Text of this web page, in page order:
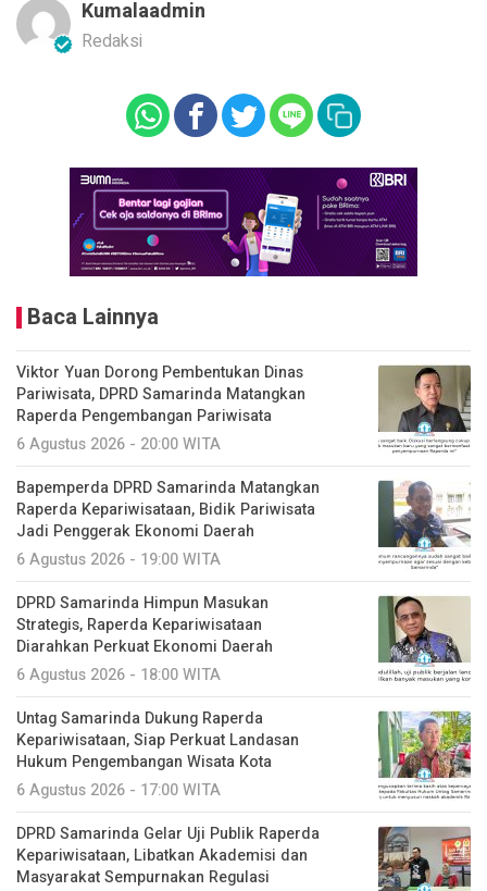
Kumalaadmin
Redaksi
Baca Lainnya
Viktor Yuan Dorong Pembentukan Dinas
Pariwisata, DPRD Samarinda Matangkan
Raperda Pengembangan Pariwisata
6 Agustus 2026 - 20:00 WITA
Bapemperda DPRD Samarinda Matangkan
Raperda Kepariwisataan, Bidik Pariwisata
Jadi Penggerak Ekonomi Daerah
6 Agustus 2026 - 19:00 WITA
DPRD Samarinda Himpun Masukan
Strategis, Raperda Kepariwisataan
Diarahkan Perkuat Ekonomi Daerah
6 Agustus 2026 - 18:00 WITA
Untag Samarinda Dukung Raperda
Kepariwisataan, Siap Perkuat Landasan
Hukum Pengembangan Wisata Kota
6 Agustus 2026 - 17:00 WITA
DPRD Samarinda Gelar Uji Publik Raperda
Kepariwisataan, Libatkan Akademisi dan
Masyarakat Sempurnakan Regulasi